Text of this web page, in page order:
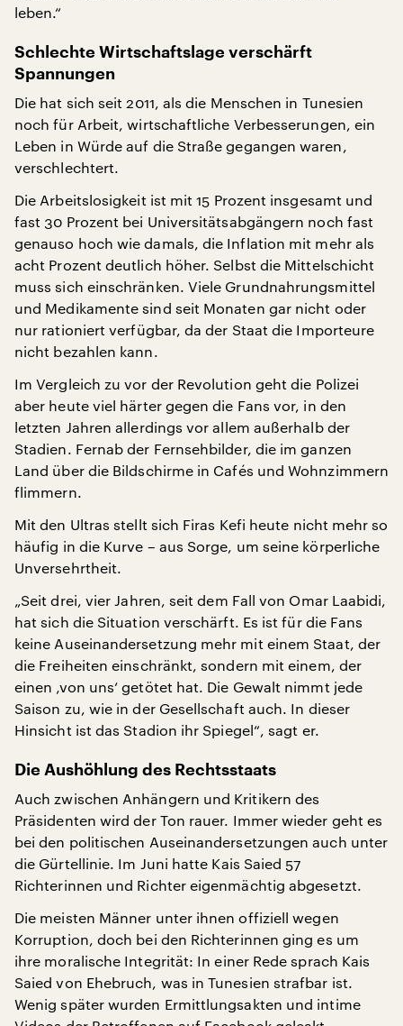
leben.“
Schlechte Wirtschaftslage verschärft
Spannungen
Die hat sich seit 2011, als die Menschen in Tunesien
noch für Arbeit, wirtschaftliche Verbesserungen, ein
Leben in Würde auf die Straße gegangen waren,
verschlechtert.
Die Arbeitslosigkeit ist mit 15 Prozent insgesamt und
fast 30 Prozent bei Universitätsabgängern noch fast
genauso hoch wie damals, die Inflation mit mehr als
acht Prozent deutlich höher. Selbst die Mittelschicht
muss sich einschränken. Viele Grundnahrungsmittel
und Medikamente sind seit Monaten gar nicht oder
nur rationiert verfügbar, da der Staat die Importeure
nicht bezahlen kann.
Im Vergleich zu vor der Revolution geht die Polizei
aber heute viel härter gegen die Fans vor, in den
letzten Jahren allerdings vor allem außerhalb der
Stadien. Fernab der Fernsehbilder, die im ganzen
Land über die Bildschirme in Cafés und Wohnzimmern
flimmern.
Mit den Ultras stellt sich Firas Kefi heute nicht mehr so
häufig in die Kurve – aus Sorge, um seine körperliche
Unversehrtheit.
„Seit drei, vier Jahren, seit dem Fall von Omar Laabidi,
hat sich die Situation verschärft. Es ist für die Fans
keine Auseinandersetzung mehr mit einem Staat, der
die Freiheiten einschränkt, sondern mit einem, der
einen ‚von uns‘ getötet hat. Die Gewalt nimmt jede
Saison zu, wie in der Gesellschaft auch. In dieser
Hinsicht ist das Stadion ihr Spiegel“, sagt er.
Die Aushöhlung des Rechtsstaats
Auch zwischen Anhängern und Kritikern des
Präsidenten wird der Ton rauer. Immer wieder geht es
bei den politischen Auseinandersetzungen auch unter
die Gürtellinie. Im Juni hatte Kais Saied 57
Richterinnen und Richter eigenmächtig abgesetzt.
Die meisten Männer unter ihnen offiziell wegen
Korruption, doch bei den Richterinnen ging es um
ihre moralische Integrität: In einer Rede sprach Kais
Saied von Ehebruch, was in Tunesien strafbar ist.
Wenig später wurden Ermittlungsakten und intime